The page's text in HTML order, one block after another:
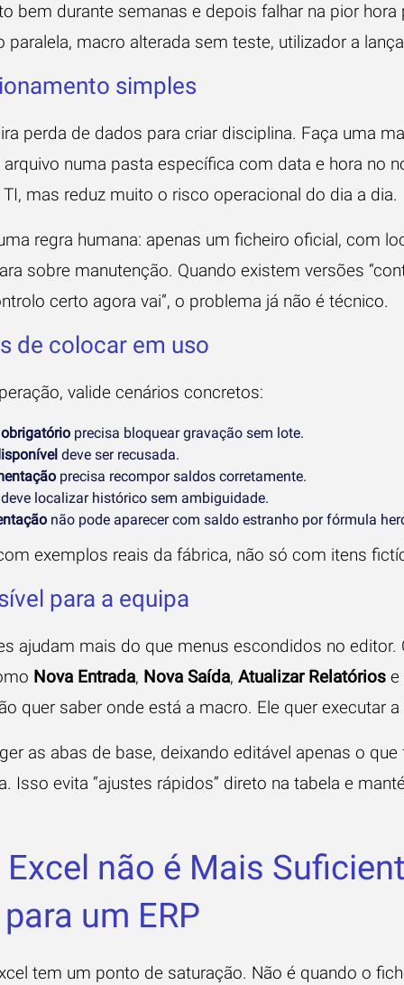
bem durante semanas e depois falhar na pior hora
paralela, macro alterada sem teste, utilizador a
simples
perda de dados para criar disciplina. Faça uma
numa pasta específica com data e hora no
mas reduz muito o risco operacional do dia a dia.
regra humana: apenas um ficheiro oficial, com
sobre manutenção. Quando existem versões
certo agora vai”, o problema já não é técnico.
de colocar em uso
valide cenários concretos:
precisa bloquear gravação sem lote.
deve ser recusada.
precisa recompor saldos corretamente.
localizar histórico sem ambiguidade.
não pode aparecer com saldo estranho por fórmula
exemplos reais da fábrica, não só com itens
para a equipa
ajudam mais do que menus escondidos no editor.
Nova Entrada, Nova Saída, Atualizar Relatóriose
quer saber onde está a macro. Ele quer executar
as abas de base, deixando editável apenas o que
Isso evita “ajustes rápidos” direto na tabela e
não é Mais
um ERP
tem um ponto de saturação. Não é quando o